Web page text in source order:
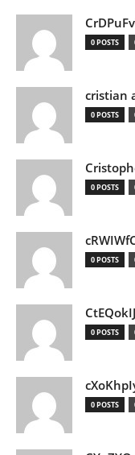
0 POSTS
cristian
0 POSTS
0 POSTS
0 POSTS
0 POSTS
0 POSTS